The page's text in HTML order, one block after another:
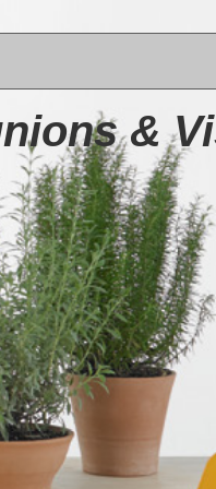
&